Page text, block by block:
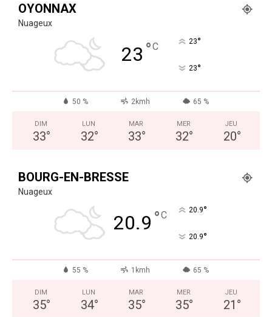
OYONNAX
Nuageux
23 °C 23°
23°
50 % 2kmh 65 %
DIM
33°
LUN
32°
MAR
33°
MER
32°
JEU
20°
BOURG-EN-BRESSE
Nuageux
20.9 °C 20.9°
20.9°
55 % 1kmh 65 %
DIM
35°
LUN
34°
MAR
35°
MER
35°
JEU
21 °